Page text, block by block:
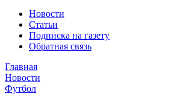
Новости
Статьи
Подписка на газету
Обратная связь
Главная
Новости
Футбол